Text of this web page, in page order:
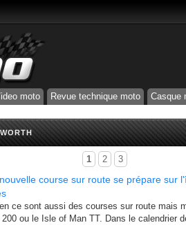
moto Revue technique moto Casque
1 2 3
course sur route se prépare sur
ce sont aussi des courses sur route mais
ou le Isle of Man TT. Dans le calendrier